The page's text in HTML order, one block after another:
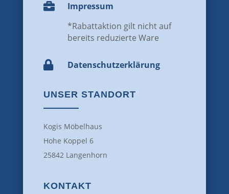

Impressum
*Rabattaktion gilt nicht auf
bereits reduzierte Ware
 Datenschutz­erklärung
UNSER STANDORT
Kogis Möbelhaus
Hohe Koppel 6
25842 Langenhorn
KONTAKT